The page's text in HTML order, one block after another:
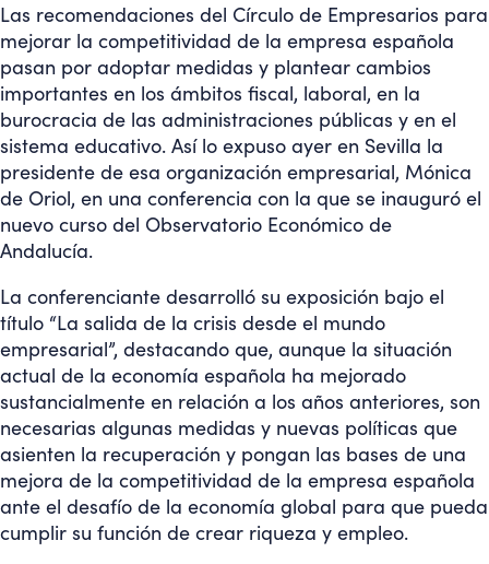
Las recomendaciones del Círculo de Empresarios para
mejorar la competitividad de la empresa española
pasan por adoptar medidas y plantear cambios
importantes en los ámbitos fiscal, laboral, en la
burocracia de las administraciones públicas y en el
sistema educativo. Así lo expuso ayer en Sevilla la
presidente de esa organización empresarial, Mónica
de Oriol, en una conferencia con la que se inauguró el
nuevo curso del Observatorio Económico de
Andalucía.
La conferenciante desarrolló su exposición bajo el
título “La salida de la crisis desde el mundo
empresarial”, destacando que, aunque la situación
actual de la economía española ha mejorado
sustancialmente en relación a los años anteriores, son
necesarias algunas medidas y nuevas políticas que
asienten la recuperación y pongan las bases de una
mejora de la competitividad de la empresa española
ante el desafío de la economía global para que pueda
cumplir su función de crear riqueza y empleo.